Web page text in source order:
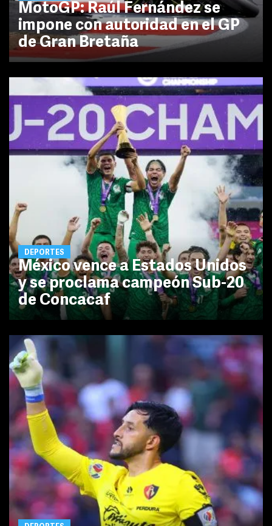
MotoGP: Raúl Fernández se
impone con autoridad en el GP
de Gran Bretaña
DEPORTES
México vence a Estados Unidos
y se proclama campeón Sub-20
de Concacaf